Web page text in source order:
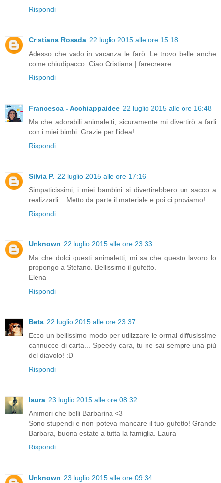
Rispondi
Cristiana Rosada 22 luglio 2015 alle ore 15:18
Adesso che vado in vacanza le farò. Le trovo belle anche
come chiudipacco. Ciao Cristiana | farecreare
Rispondi
Francesca - Acchiappaidee 22 luglio 2015 alle ore 16:48
Ma che adorabili animaletti, sicuramente mi divertirò a farli
con i miei bimbi. Grazie per l'idea!
Rispondi
Silvia P. 22 luglio 2015 alle ore 17:16
Simpaticissimi, i miei bambini si divertirebbero un sacco a
realizzarli... Metto da parte il materiale e poi ci proviamo!
Rispondi
Unknown 22 luglio 2015 alle ore 23:33
Ma che dolci questi animaletti, mi sa che questo lavoro lo
propongo a Stefano. Bellissimo il gufetto.
Elena
Rispondi
Beta 22 luglio 2015 alle ore 23:37
Ecco un bellissimo modo per utilizzare le ormai diffusissime
cannucce di carta... Speedy cara, tu ne sai sempre una più
del diavolo! :D
Rispondi
laura 23 luglio 2015 alle ore 08:32
Ammori che belli Barbarina <3
Sono stupendi e non poteva mancare il tuo gufetto! Grande
Barbara, buona estate a tutta la famiglia. Laura
Rispondi
Unknown 23 luglio 2015 alle ore 09:34